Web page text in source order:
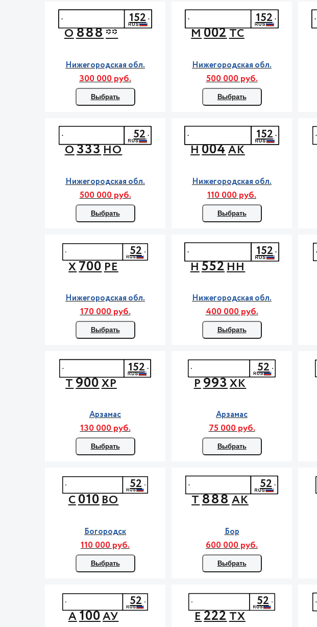
О888**
152
Нижегородская обл.
300 000 руб.
Выбрать
М002ТС
152
Нижегородская обл.
500 000 руб.
Выбрать
О333НО
52
Нижегородская обл.
500 000 руб.
Выбрать
Н004АК
152
Нижегородская обл.
110 000 руб.
Выбрать
Х700РЕ
52
Нижегородская обл.
170 000 руб.
Выбрать
Н552НН
152
Нижегородская обл.
400 000 руб.
Выбрать
Т900ХР
152
Арзамас
130 000 руб.
Выбрать
Р993ХК
52
Арзамас
75 000 руб.
Выбрать
С010ВО
52
Богородск
110 000 руб.
Выбрать
Т888АК
52
Бор
600 000 руб.
Выбрать
А100АУ
52
Е222ТХ
52